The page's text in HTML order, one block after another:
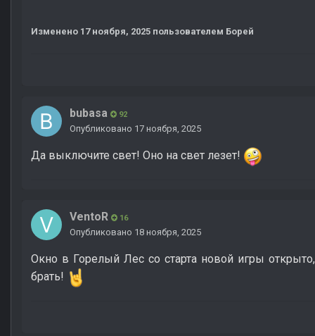
Изменено 17 ноября, 2025 пользователем Борей
bubasa 92
Опубликовано 17 ноября, 2025
Да выключите свет! Оно на свет лезет!
VentoR 16
Опубликовано 18 ноября, 2025
Окно в Горелый Лес со старта новой игры
брать!